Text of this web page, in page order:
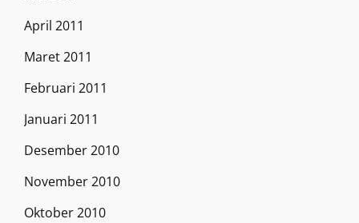
April 2011
Maret 2011
Februari 2011
Januari 2011
Desember 2010
November 2010
Oktober 2010